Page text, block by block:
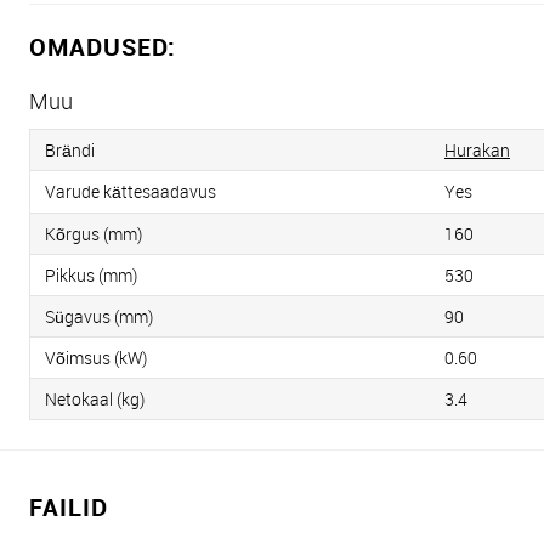
OMADUSED:
Muu
Brändi
Hurakan
Varude kättesaadavus
Yes
Kõrgus (mm)
160
Pikkus (mm)
530
Sügavus (mm)
90
Võimsus (kW)
0.60
Netokaal (kg)
3.4
FAILID